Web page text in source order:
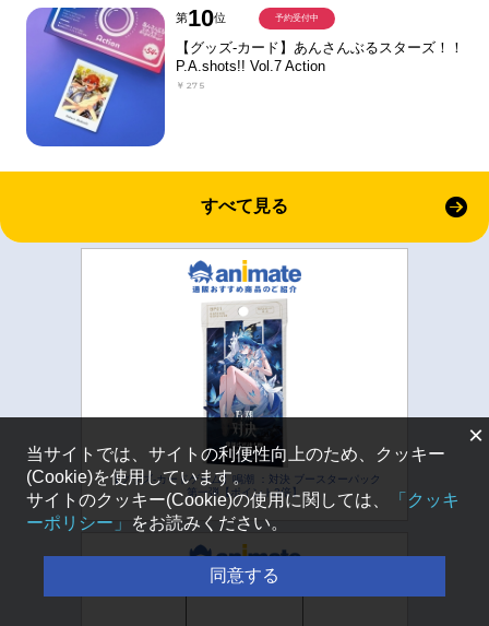
第10位
【グッズ-カード】あんさんぶるスターズ！！
P.A.shots!! Vol.7 Action
￥275
予約受付中
すべて見る
【グッズ-カードゲーム】鳴潮 ：対決 ブースターパック
第一弾【ポイント2倍】
×
当サイトでは、サイトの利便性向上のため、クッキー
(Cookie)を使用しています。
サイトのクッキー(Cookie)の使用に関しては、
「クッキ
ーポリシー」
をお読みください。
同意する